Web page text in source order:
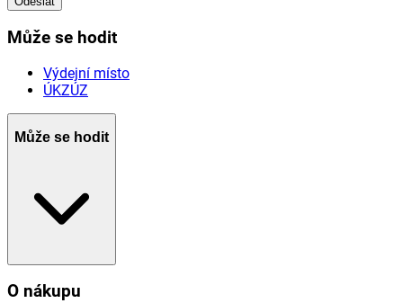
Může se hodit
Výdejní místo
ÚKZÚZ
Může se hodit
O nákupu